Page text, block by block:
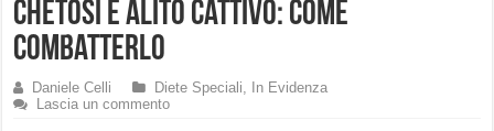
Chetosi e alito cattivo: come
combatterlo
Daniele Celli Diete Speciali,
In Evidenza
Lascia un commento